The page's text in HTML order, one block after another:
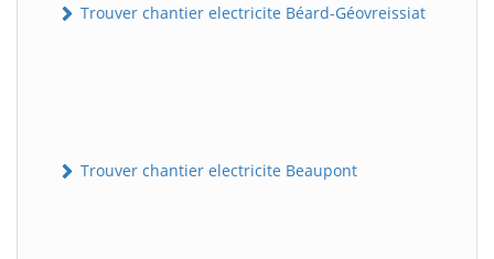
Trouver chantier electricite Béard-Géovreissiat
Trouver chantier electricite Beaupont